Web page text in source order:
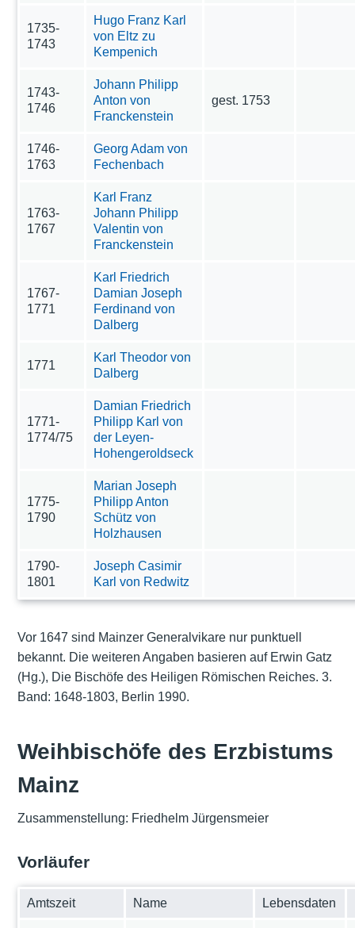
1735-
1743
Hugo Franz Karl
von Eltz zu
Kempenich
1743-
1746
Johann Philipp
Anton von
Franckenstein
gest. 1753
1746-
1763
Georg Adam von
Fechenbach
1763-
1767
Karl Franz
Johann Philipp
Valentin von
Franckenstein
1767-
1771
Karl Friedrich
Damian Joseph
Ferdinand von
Dalberg
1771
Karl Theodor von
Dalberg
1771-
1774/75
Damian Friedrich
Philipp Karl von
der Leyen-
Hohengeroldseck
1775-
1790
Marian Joseph
Philipp Anton
Schütz von
Holzhausen
1790-
1801
Joseph Casimir
Karl von Redwitz
Vor 1647 sind Mainzer Generalvikare nur punktuell
bekannt. Die weiteren Angaben basieren auf Erwin Gatz
(Hg.), Die Bischöfe des Heiligen Römischen Reiches. 3.
Band: 1648-1803, Berlin 1990.
Weihbischöfe des Erzbistums
Mainz
Zusammenstellung: Friedhelm Jürgensmeier
Vorläufer
Amtszeit Name Lebensdaten